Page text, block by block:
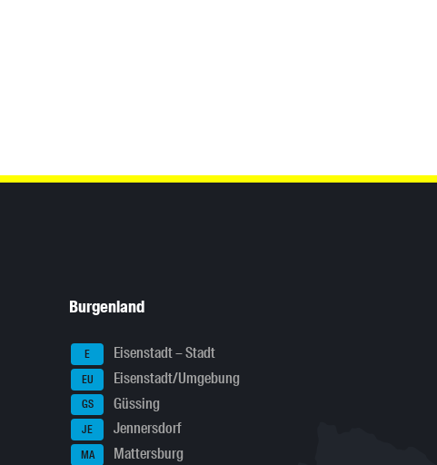
Burgenland
E Eisenstadt – Stadt
EU Eisenstadt/Umgebung
GS Güssing
JE Jennersdorf
MA Mattersburg